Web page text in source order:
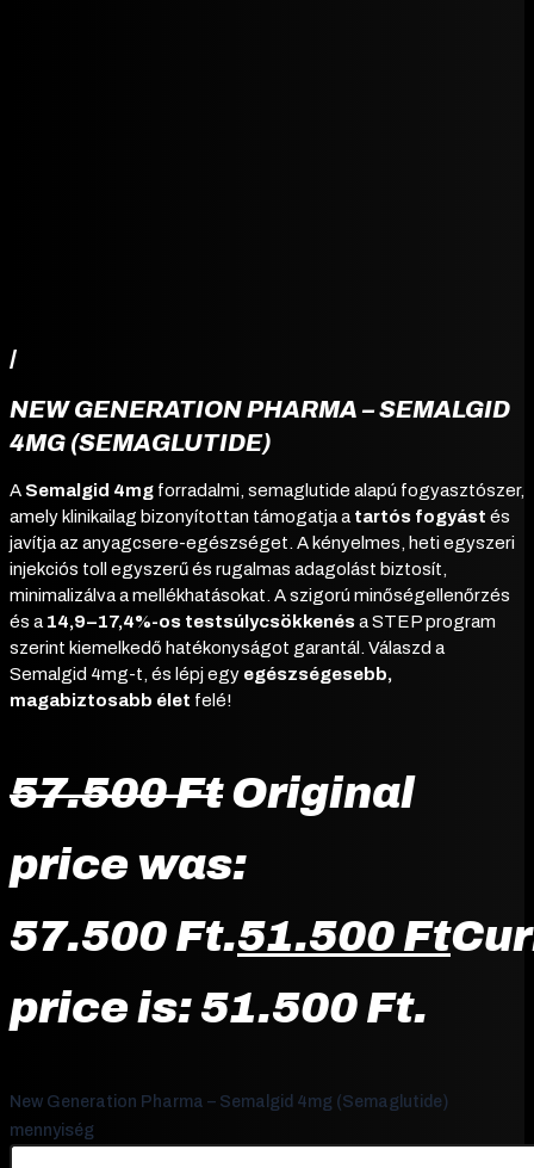
/
NEW GENERATION PHARMA – SEMALGID
4MG (SEMAGLUTIDE)
A Semalgid 4mg forradalmi, semaglutide alapú fogyasztószer,
amely klinikailag bizonyítottan támogatja a tartós fogyást és
javítja az anyagcsere-egészséget. A kényelmes, heti egyszeri
injekciós toll egyszerű és rugalmas adagolást biztosít,
minimalizálva a mellékhatásokat. A szigorú minőségellenőrzés
és a 14,9–17,4%-os testsúlycsökkenésa STEP program
szerint kiemelkedő hatékonyságot garantál. Válaszd a
Semalgid 4mg-t, és lépj egy egészségesebb,
magabiztosabb élet felé!
57.500Ft Original
price was:
57.500 Ft.51.500 Ft
price is: 51.500 Ft.
New Generation Pharma – Semalgid 4mg (Semaglutide)
mennyiség